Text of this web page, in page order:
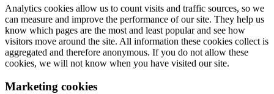
Analytics cookies allow us to count visits and traffic sources, so we
can measure and improve the performance of our site. They help us
know which pages are the most and least popular and see how
visitors move around the site. All information these cookies collect is
aggregated and therefore anonymous. If you do not allow these
cookies, we will not know when you have visited our site.
Marketing cookies